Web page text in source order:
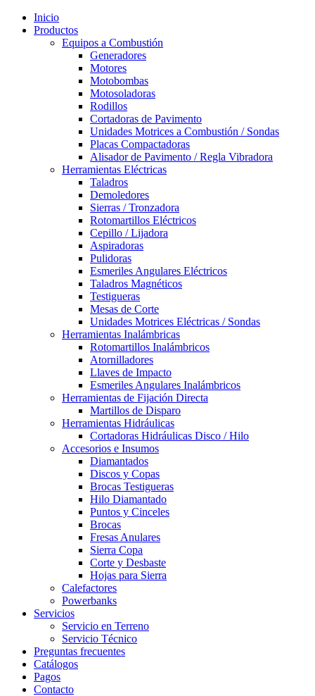
Inicio
Productos
Equipos a Combustión
Generadores
Motores
Motobombas
Motosoladoras
Rodillos
Cortadoras de Pavimento
Unidades Motrices a Combustión / Sondas
Placas Compactadoras
Alisador de Pavimento / Regla Vibradora
Herramientas Eléctricas
Taladros
Demoledores
Sierras / Tronzadora
Rotomartillos Eléctricos
Cepillo / Lijadora
Aspiradoras
Pulidoras
Esmeriles Angulares Eléctricos
Taladros Magnéticos
Testigueras
Mesas de Corte
Unidades Motrices Eléctricas / Sondas
Herramientas Inalámbricas
Rotomartillos Inalámbricos
Atornilladores
Llaves de Impacto
Esmeriles Angulares Inalámbricos
Herramientas de Fijación Directa
Martillos de Disparo
Herramientas Hidráulicas
Cortadoras Hidráulicas Disco / Hilo
Accesorios e Insumos
Diamantados
Discos y Copas
Brocas Testigueras
Hilo Diamantado
Puntos y Cinceles
Brocas
Fresas Anulares
Sierra Copa
Corte y Desbaste
Hojas para Sierra
Calefactores
Powerbanks
Servicios
Servicio en Terreno
Servicio Técnico
Preguntas frecuentes
Catálogos
Pagos
Contacto